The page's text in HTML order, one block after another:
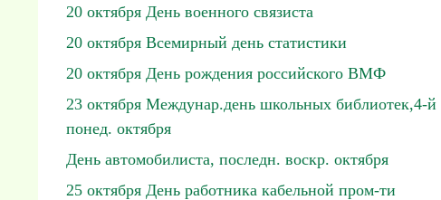
20 октября День военного связиста
20 октября Всемирный день статистики
20 октября День рождения российского ВМФ
23 октября Междунар.день школьных библиотек,4-й
понед. октября
День автомобилиста, последн. воскр. октября
25 октября День работника кабельной пром-ти